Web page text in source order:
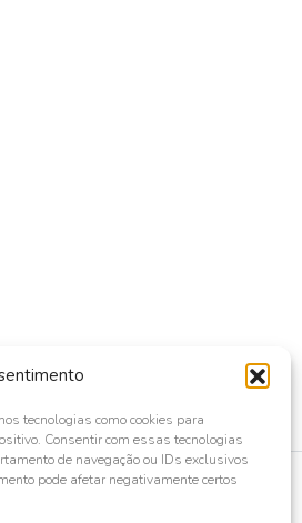
tecnologias como cookies para
Consentir com essas tecnologias
de navegação ou IDs exclusivos
pode afetar negativamente certos